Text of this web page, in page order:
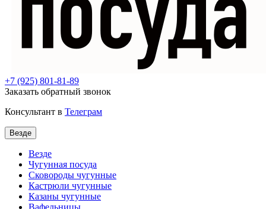
+7 (925) 801-81-89
Заказать обратный звонок
Консультант в Телеграм
Везде
Везде
Чугунная посуда
Сковороды чугунные
Кастрюли чугунные
Казаны чугунные